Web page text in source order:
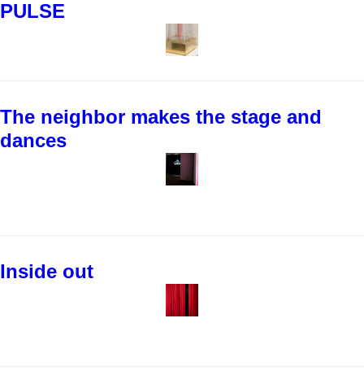
PULSE
The neighbor makes the stage and
dances
Inside out